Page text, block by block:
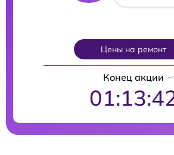
Цены на ремонт
Конец акции